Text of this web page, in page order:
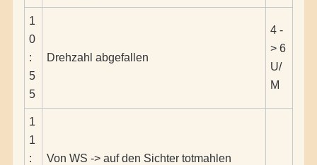
1
0
:
5
5
Drehzahl abgefallen
4 -
> 6
U/
M
1
1
:
Von WS -> auf den Sichter totmahlen